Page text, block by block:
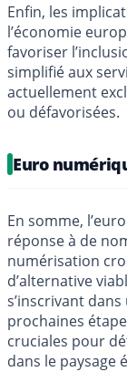
Enfin, les
l’économie
favoriser
simplifié aux
actuellement
ou défavorisées.
Euro
En somme,
réponse à de
numérisation
d’alternative
s’inscrivant
prochaines
cruciales pour
dans le paysage